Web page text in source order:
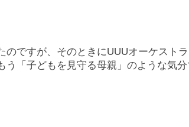
ですが、そのときにUUUオーケスト
「子どもを見守る母親」のような気分